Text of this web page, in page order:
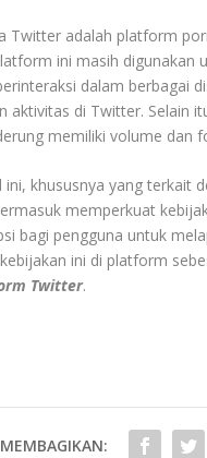
Twitter adalah platform
ini masih digunakan
dalam berbagai
aktivitas di Twitter. Selain
memiliki volume
ini, khususnya yang
memperkuat
bagi pengguna untuk
ini di platform
Twitter.
MEMBAGIKAN: